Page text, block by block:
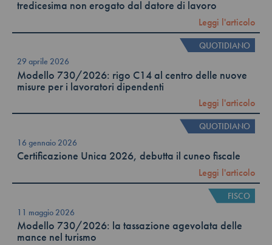
tredicesima non erogato dal datore di lavoro
Leggi l'articolo
QUOTIDIANO
29 aprile 2026
Modello 730/2026: rigo C14 al centro delle nuove
misure per i lavoratori dipendenti
Leggi l'articolo
QUOTIDIANO
16 gennaio 2026
Certificazione Unica 2026, debutta il cuneo fiscale
Leggi l'articolo
FISCO
11 maggio 2026
Modello 730/2026: la tassazione agevolata delle
mance nel turismo